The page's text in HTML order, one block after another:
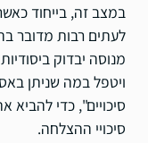
במצב זה, בייחוד
לעתים רבות מדובר
מנוסה יבדוק
ויטפל במה שניתן
סיכויים", כדי
סיכויי ההצלחה.